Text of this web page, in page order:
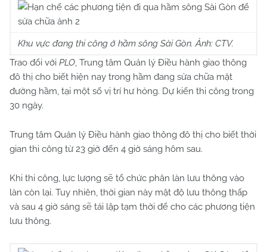
Khu vực đang thi công ở hầm sông Sài Gòn. Ảnh: CTV.
Trao đổi với PLO, Trung tâm Quản lý Điều hành giao thông
đô thị cho biết hiện nay trong hầm đang sửa chữa mặt
đường hầm, tại một số vị trí hư hỏng. Dự kiến thi công trong
30 ngày.
Trung tâm Quản lý Điều hành giao thông đô thị cho biết thời
gian thi công từ 23 giờ đến 4 giờ sáng hôm sau.
Khi thi công, lực lượng sẽ tổ chức phân làn lưu thông vào
làn còn lại. Tuy nhiên, thời gian này mật độ lưu thông thấp
và sau 4 giờ sáng sẽ tái lập tạm thời để cho các phương tiện
lưu thông.